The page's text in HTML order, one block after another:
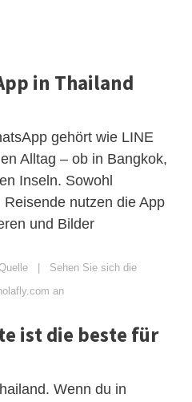
in Thailand
gehört wie LINE
Alltag – ob in Bangkok,
Inseln. Sowohl
nutzen die App
und Bilder
Sehen Sie sich die
an
ist die beste für
Wenn du in